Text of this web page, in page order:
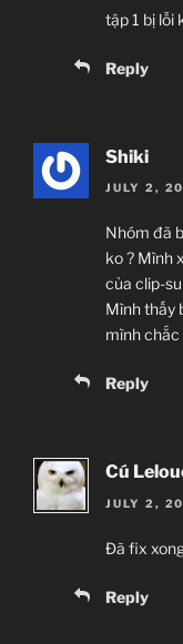
tập 1 bị lỗi
Reply
Shiki
JULY 2,
Nhóm đã
ko ? Mình
của clip-
Mình thấy
mình chắc
Reply
Cú
JULY 2,
Đã fix
Reply